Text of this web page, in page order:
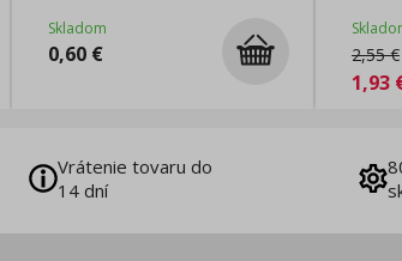
Skladom
0,60€ 2,55€
1,93
Vrátenie tovaru do
14 dní